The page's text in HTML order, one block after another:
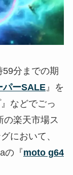
分までの期
パーSALE』を
などでごっ
の楽天市場ス
において、
の『moto g64